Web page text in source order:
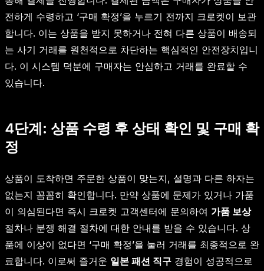
전하게 수령하고 ‘구매 확정’을 누르기 전까지 크로켓이 보관
합니다. 이는 상품을 받지 못하거나 전혀 다른 상품이 배송되
는 사기 거래를 원천적으로 차단하는 핵심적인 안전장치입니
다. 이 시스템 덕분에 구매자는 안심하고 거래를 완료할 수
있습니다.
4단계: 상품 수령 후 상태 확인 및 구매 확
정
상품이 도착하면 주문한 상품이 맞는지, 설명과 다른 하자는
없는지 꼼꼼히 확인합니다. 만약 상품에 문제가 있거나 가품
이 의심된다면 즉시 크로켓 고객센터에 문의하여 가품 보상
절차나 분쟁 해결 절차에 대한 안내를 받을 수 있습니다. 상
품에 이상이 없다면 ‘구매 확정’을 눌러 거래를 최종적으로 완
료합니다. 이로써 즐거운 일본 패션 직구 경험이 성공적으로